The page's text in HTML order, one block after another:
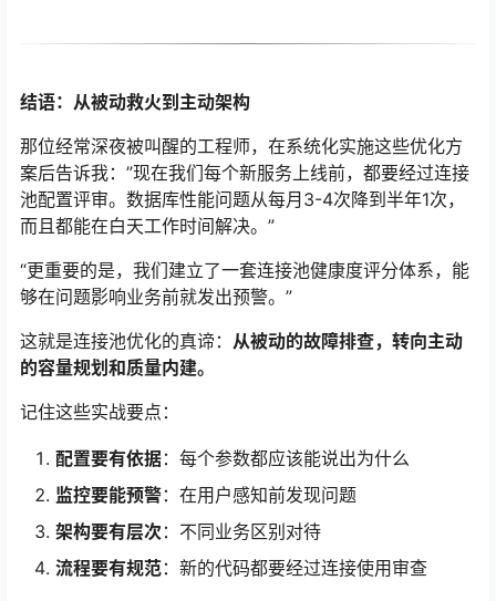
结语：从被动救火到主动架构
那位经常深夜被叫醒的工程师，在系统化实施这些优化方
案后告诉我：”现在我们每个新服务上线前，都要经过连接
池配置评审。数据库性能问题从每月3-4次降到半年1次，
而且都能在白天工作时间解决。”
“更重要的是，我们建立了一套连接池健康度评分体系，能
够在问题影响业务前就发出预警。”
这就是连接池优化的真谛： 从被动的故障排查，转向主动
的容量规划和质量内建。
记住这些实战要点：
配置要有依据：每个参数都应该能说出为什么
监控要能预警：在用户感知前发现问题
架构要有层次 ：不同业务区别对待
流程要有规范：新的代码都要经过连接使用审查